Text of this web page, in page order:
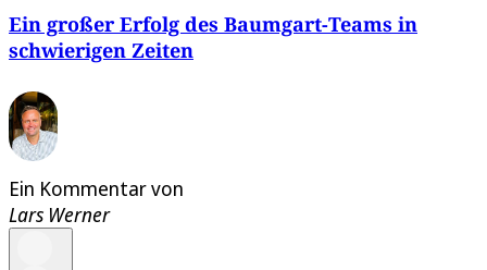
Ein großer Erfolg des Baumgart-Teams in
schwierigen Zeiten
Ein Kommentar von
Lars Werner